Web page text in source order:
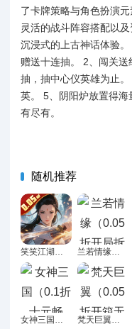
了卡牌策略与角色扮演
灵活的战斗阵容搭配以
沉浸式的上古神话体验
赠送十连抽。 2、闯关
抽，抽中心仪英雄为止
英。 5、阴阳炉放置得
有尽有。
随机推荐
兰若情缘（0.05折开局拆盲盒）H5
女神三国（0.1折十元畅玩）H5 梵天巨翼（0.05折开箱无限送充）H5